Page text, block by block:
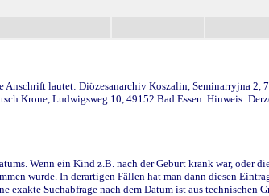
lautet: Diözesanarchiv Koszalin, Seminarryjna 2,
Krone, Ludwigsweg 10, 49152 Bad Essen. Hinweis:
Wenn ein Kind z.B. nach der Geburt krank war, oder
wurde. In derartigen Fällen hat man dann diesen
Suchabfrage nach dem Datum ist aus technischen